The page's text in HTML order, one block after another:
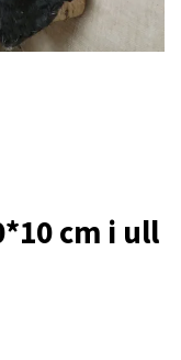
cm i ull